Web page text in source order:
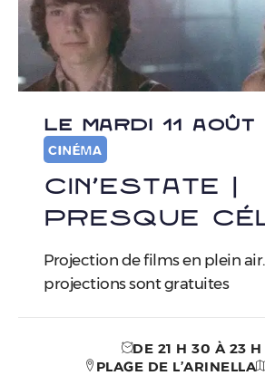
LE MARDI 11
CINÉMA
Cin’Estate |
Presque
Projection de films en plein
projections sont gratuites
DE 21 H 30 À 23
PLAGE DE L’ARINELLA